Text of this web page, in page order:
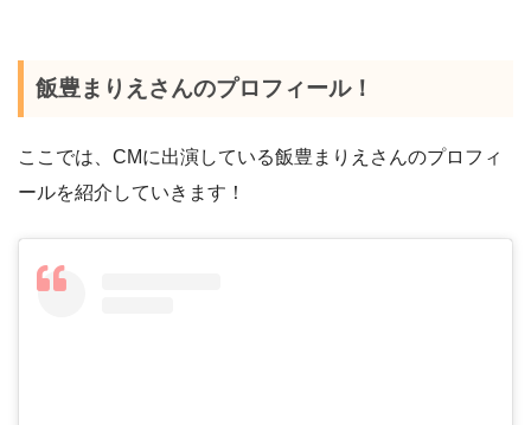
飯豊まりえさんのプロフィール！
ここでは、CMに出演している飯豊まりえさんのプロフィ
ールを紹介していきます！